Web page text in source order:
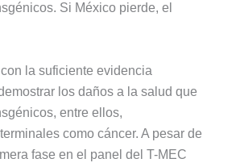
Si México pierde, el
la suficiente evidencia
los daños a la salud que
entre ellos,
como cáncer. A pesar de
fase en el panel del T-MEC